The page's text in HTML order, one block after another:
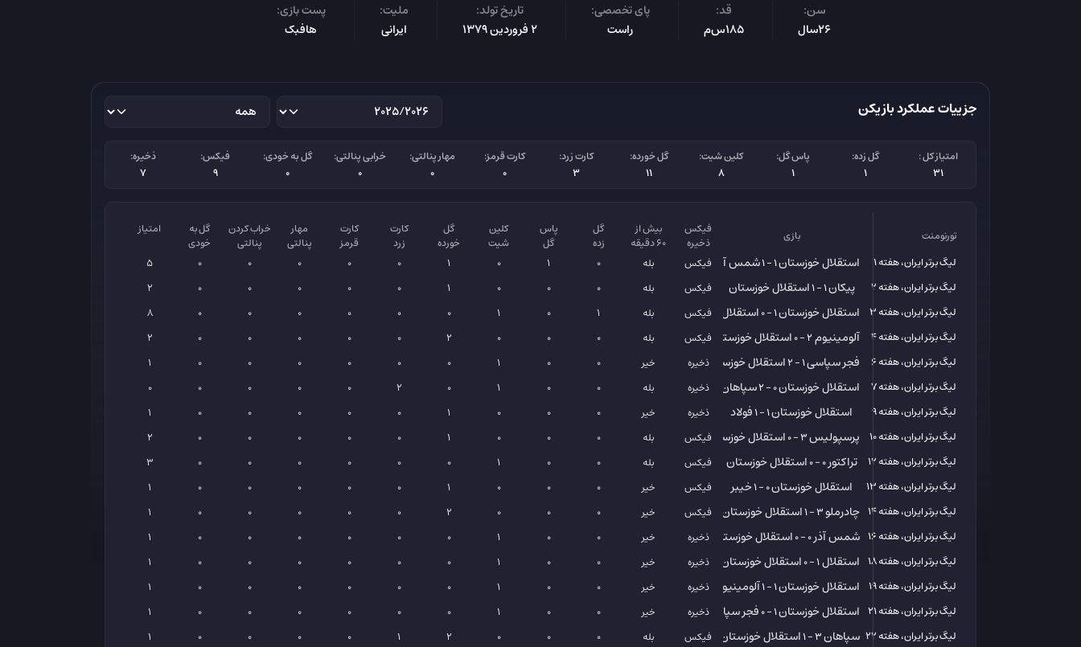
سن:
26سال
قد:
185س‌م
پای تخصصی:
راست
تاریخ تولد:
2 فروردین 1379
ملیت:
ایرانی
پست بازی:
هافبک
جزییات عملکرد بازیکن
امتیاز کل :
31
گل زده:
1
پاس گل:
1
کلین شیت:
8
گل خورده:
11
کارت زرد:
3
کارت قرمز:
0
مهار پنالتی:
0
خرابی پنالتی:
0
گل به خودی:
0
فیکس:
9
ذخیره:
7
تورنومنت بازی
فیکس
ذخیره
بیش از
۶۰ دقیقه
گل
زده
پاس
گل
کلین
شیت
گل
خورده
کارت
زرد
کارت
قرمز
مهار
پنالتی
خراب کردن
پنالتی
گل به
خودی
امتیاز
لیگ برتر ایران، هفته 1
استقلال خوزستان1 - 1 شمس آذر فیکس بله 0
1
0
1
0
0
0
0
0
5
لیگ برتر ایران، هفته 2
پیکان1 - 1 استقلال خوزستان فیکس بله 0
0
0
1
0
0
0
0
0
2
لیگ برتر ایران، هفته 3
استقلال خوزستان1 - 0 استقلال فیکس بله 1
0
1
0
0
0
0
0
0
8
لیگ برتر ایران، هفته 4
آلومینیوم2 - 0 استقلال خوزستان فیکس بله 0
0
0
2
0
0
0
0
0
2
لیگ برتر ایران، هفته 6
فجر سپاسی1 - 2 استقلال خوزستانذخیره خیر 0
0
1
0
0
0
0
0
0
1
لیگ برتر ایران، هفته 7
استقلال خوزستان0 - 2 سپاهان ذخیره بله 0
0
1
0
2
0
0
0
0
0
لیگ برتر ایران، هفته 9
استقلال خوزستان1 - 1 فولاد ذخیره خیر 0
0
0
1
0
0
0
0
0
1
لیگ برتر ایران، هفته 10
پرسپولیس3 - 0 استقلال خوزستانفیکس بله 0
0
0
1
0
0
0
0
0
2
لیگ برتر ایران، هفته 12
تراکتور0 - 0 استقلال خوزستان فیکس بله 0
0
1
0
0
0
0
0
0
3
لیگ برتر ایران، هفته 13
استقلال خوزستان0 - 1 خیبر فیکس خیر 0
0
0
1
0
0
0
0
0
1
لیگ برتر ایران، هفته 14
چادرملو3 - 1 استقلال خوزستان فیکس خیر 0
0
0
2
0
0
0
0
0
1
لیگ برتر ایران، هفته 16
شمس آذر0 - 0 استقلال خوزستان ذخیره خیر 0
0
1
0
0
0
0
0
0
1
لیگ برتر ایران، هفته 18
استقلال1 - 0 استقلال خوزستان ذخیره خیر 0
0
1
0
0
0
0
0
0
1
لیگ برتر ایران، هفته 19
استقلال خوزستان1 - 1 آلومینیوم ذخیره خیر 0
0
1
0
0
0
0
0
0
1
لیگ برتر ایران، هفته 21
استقلال خوزستان1 - 0 فجر سپاسیذخیره خیر 0
0
1
0
0
0
0
0
0
1
لیگ برتر ایران، هفته 22
سپاهان3 - 1 استقلال خوزستان فیکس بله 0
0
0
2
1
0
0
0
0
1